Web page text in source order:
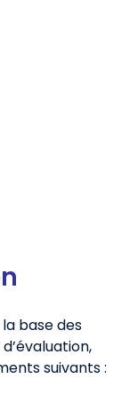
base des
suivants :